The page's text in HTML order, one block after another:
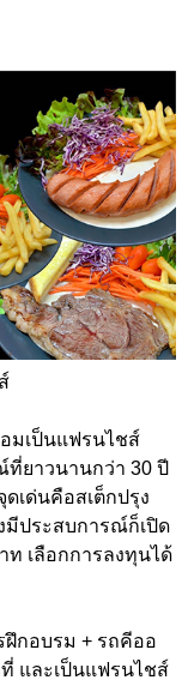
มเป็นแฟรนไชส์
ยาวนานกว่า 30 ปี
เด่นคือสเต็กปรุง
มีประสบการณ์ก็เปิด
ท เลือกการลงทุนได้
กอบรม + รถคีออ
และเป็นแฟรนไชส์